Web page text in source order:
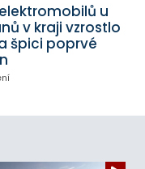
u
v kraji vzrostlo
špici poprvé